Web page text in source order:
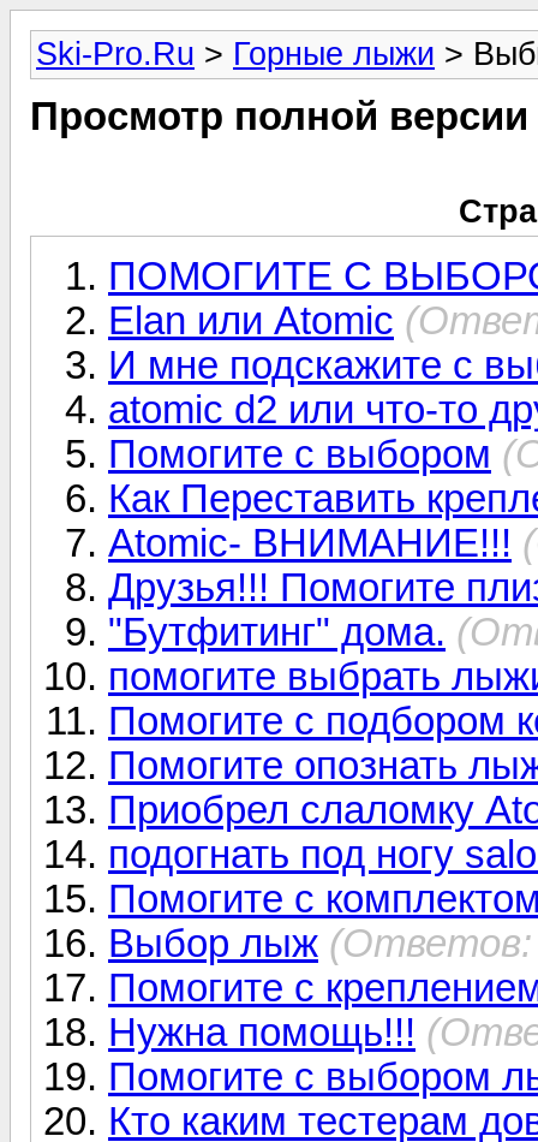
Ski-Pro.Ru > Горные лыжи >
Просмотр полной
ПОМОГИТЕ С
Elan или Atomic
И мне подскажите с
atomic d2 или что-то
Помогите с выбором
Как Переставить
Atomic- ВНИМАНИЕ!!!
Друзья!!! Помогите
"Бутфитинг" дома.
помогите выбрать
Помогите с подбором
Помогите опознать
Приобрел слаломку
подогнать под ногу
Помогите с
Выбор лыж (Ответов:
Помогите с
Нужна помощь!!!
Помогите с выбором
Кто каким тестерам